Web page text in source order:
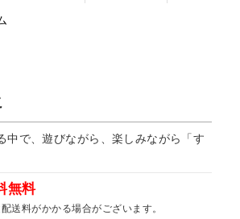
中で、遊びながら、楽しみながら「す
無料
送料がかかる場合がございます。